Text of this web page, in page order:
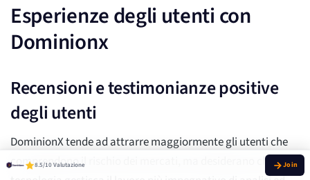
Esperienze degli utenti con
Dominionx
Recensioni e testimonianze positive
degli utenti
DominionX tende ad attrarre maggiormente gli utenti che
comprendono il rischio dei mercati, ma desiderano che la
8.5/10 Valutazione